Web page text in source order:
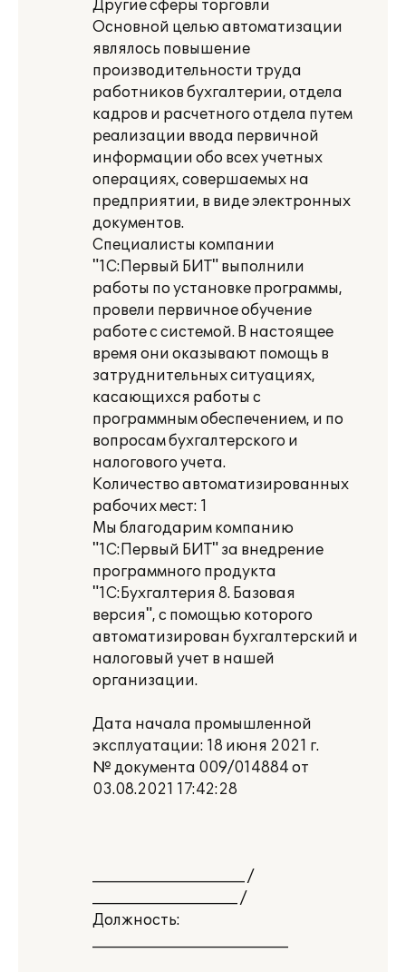
Другие сферы торговли
Основной целью автоматизации
являлось повышение
производительности труда
работников бухгалтерии, отдела
кадров и расчетного отдела путем
реализации ввода первичной
информации обо всех учетных
операциях, совершаемых на
предприятии, в виде электронных
документов.
Специалисты компании
"1С:Первый БИТ" выполнили
работы по установке программы,
провели первичное обучение
работе с системой. В настоящее
время они оказывают помощь в
затруднительных ситуациях,
касающихся работы с
программным обеспечением, и по
вопросам бухгалтерского и
налогового учета.
Количество автоматизированных
рабочих мест: 1
Мы благодарим компанию
"1С:Первый БИТ" за внедрение
программного продукта
"1С:Бухгалтерия 8. Базовая
версия", с помощью которого
автоматизирован бухгалтерский и
налоговый учет в нашей
организации.
Дата начала промышленной
эксплуатации: 18 июня 2021 г.
№ документа 009/014884 от
03.08.2021 17:42:28
_____________________ /
____________________ /
Должность:
___________________________